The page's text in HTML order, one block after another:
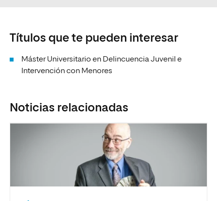
Títulos que te pueden interesar
Máster Universitario en Delincuencia Juvenil e
Intervención con Menores
Noticias relacionadas